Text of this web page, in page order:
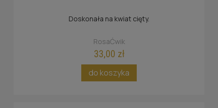
Doskonała na kwiat cięty.
RosaĆwik
33,00 zł
do koszyka